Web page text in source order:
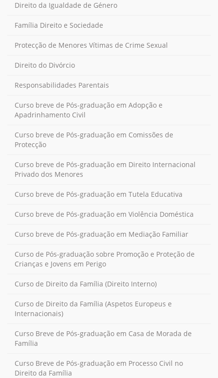
Direito da Igualdade de Género
Família Direito e Sociedade
Protecção de Menores Vítimas de Crime Sexual
Direito do Divórcio
Responsabilidades Parentais
Curso breve de Pós-graduação em Adopção e
Apadrinhamento Civil
Curso breve de Pós-graduação em Comissões de
Protecção
Curso breve de Pós-graduação em Direito Internacional
Privado dos Menores
Curso breve de Pós-graduação em Tutela Educativa
Curso breve de Pós-graduação em Violência Doméstica
Curso breve de Pós-graduação em Mediação Familiar
Curso de Pós-graduação sobre Promoção e Proteção de
Crianças e Jovens em Perigo
Curso de Direito da Família (Direito Interno)
Curso de Direito da Família (Aspetos Europeus e
Internacionais)
Curso Breve de Pós-graduação em Casa de Morada de
Família
Curso Breve de Pós-graduação em Processo Civil no
Direito da Família